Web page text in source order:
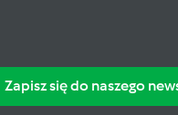
Zapisz się do naszego